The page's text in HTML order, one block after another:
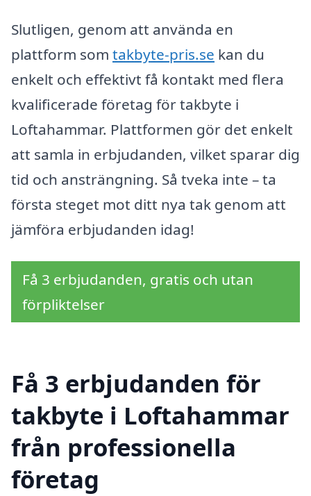
Slutligen, genom att använda en
plattform som takbyte-pris.se kan du
enkelt och effektivt få kontakt med flera
kvalificerade företag för takbyte i
Loftahammar. Plattformen gör det enkelt
att samla in erbjudanden, vilket sparar dig
tid och ansträngning. Så tveka inte – ta
första steget mot ditt nya tak genom att
jämföra erbjudanden idag!
Få 3 erbjudanden, gratis och utan
förpliktelser
Få 3 erbjudanden för
takbyte i Loftahammar
från professionella
företag